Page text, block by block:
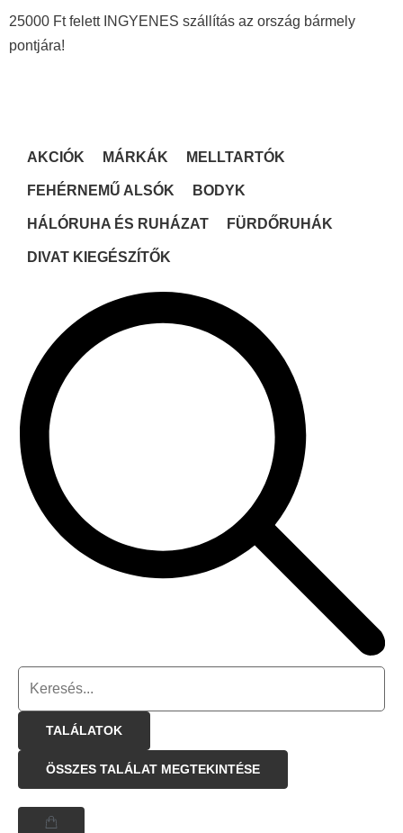
25000 Ft felett INGYENES szállítás az ország bármely
pontjára!
AKCIÓK MÁRKÁK MELLTARTÓK
FEHÉRNEMŰ ALSÓK BODYK
HÁLÓRUHA ÉS RUHÁZAT FÜRDŐRUHÁK
DIVAT KIEGÉSZÍTŐK
TALÁLATOK
ÖSSZES TALÁLAT MEGTEKINTÉSE